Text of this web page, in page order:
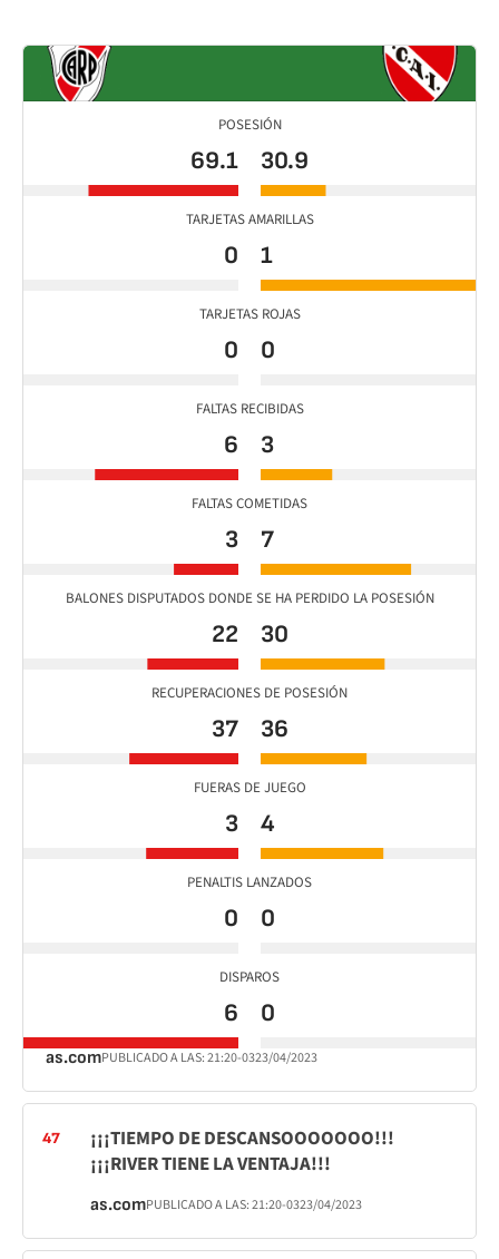
POSESIÓN
69.1 30.9
TARJETAS AMARILLAS
0 1
TARJETAS ROJAS
0 0
FALTAS RECIBIDAS
6 3
FALTAS COMETIDAS
3 7
BALONES DISPUTADOS DONDE SE HA PERDIDO LA POSESIÓN
22 30
RECUPERACIONES DE POSESIÓN
37 36
FUERAS DE JUEGO
3 4
PENALTIS LANZADOS
0 0
DISPAROS
6 0
as.comPUBLICADO A LAS:21:20-0323/04/2023
47
¡¡¡TIEMPO DE DESCANSOOOOOOO!!!
¡¡¡RIVER TIENE LA VENTAJA!!!
as.comPUBLICADO A LAS:21:20-0323/04/2023